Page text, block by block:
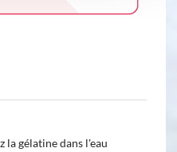
la gélatine dans l'eau